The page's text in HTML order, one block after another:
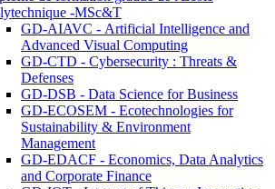
-MSc&T
GD-AIAVC - Artificial Intelligence and
Advanced Visual Computing
GD-CTD - Cybersecurity : Threats &
Defenses
GD-DSB - Data Science for Business
GD-ECOSEM - Ecotechnologies for
Sustainability & Environment
Management
GD-EDACF - Economics, Data Analytics
and Corporate Finance